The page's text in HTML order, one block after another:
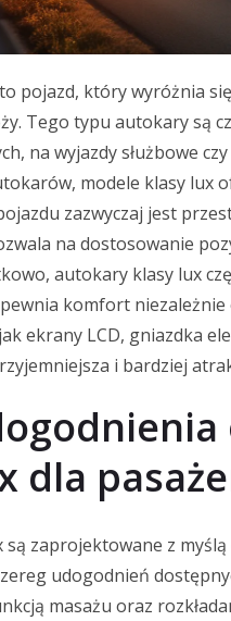
pojazd, który wyróżnia
Tego typu autokary są
na wyjazdy służbowe
modele klasy lux
zazwyczaj jest
na dostosowanie
autokary klasy lux
komfort
ekrany LCD, gniazdka
i bardziej
dla
zaprojektowane z
udogodnień
masażu oraz